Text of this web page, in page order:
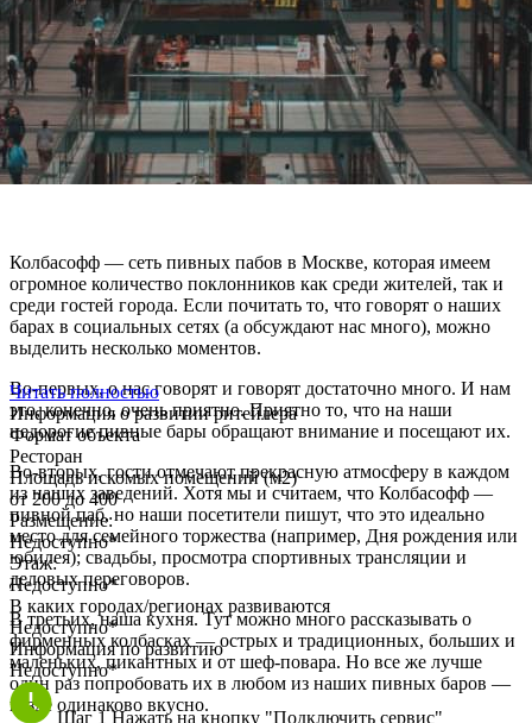
Колбасофф — сеть пивных пабов в Москве, которая имеем
огромное количество поклонников как среди жителей, так и
среди гостей города. Если почитать то, что говорят о наших
барах в социальных сетях (а обсуждают нас много), можно
выделить несколько моментов.
Во-первых, о нас говорят и говорят достаточно много. И нам
это, конечно, очень приятно. Приятно то, что на наши
недорогие пивные бары обращают внимание и посещают их.
Во-вторых, гости отмечают прекрасную атмосферу в каждом
из наших заведений. Хотя мы и считаем, что Колбасофф —
пивной паб, но наши посетители пишут, что это идеально
место для семейного торжества (например, Дня рождения или
юбилея); свадьбы, просмотра спортивных трансляции и
деловых переговоров.
В третьих, наша кухня. Тут можно много рассказывать о
фирменных колбасках — острых и традиционных, больших и
маленьких, пикантных и от шеф-повара. Но все же лучше
один раз попробовать их в любом из наших пивных баров —
везде одинаково вкусно.
Читать полностью
Информация о развитии ритейлера
Формат объекта
Ресторан
Площадь искомых помещений (м2)
от 200 до 400
Размещение:
Недоступно*
Этаж:
Недоступно*
В каких городах/регионах развиваются
Недоступно*
Информация по развитию
Недоступно*
Шаг 1Нажать на кнопку "Подключить сервис"